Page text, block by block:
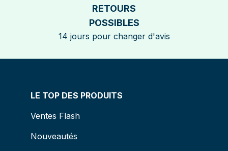
RETOURS
POSSIBLES
14 jours pour changer d'avis
LE TOP DES PRODUITS
Ventes Flash
Nouveautés